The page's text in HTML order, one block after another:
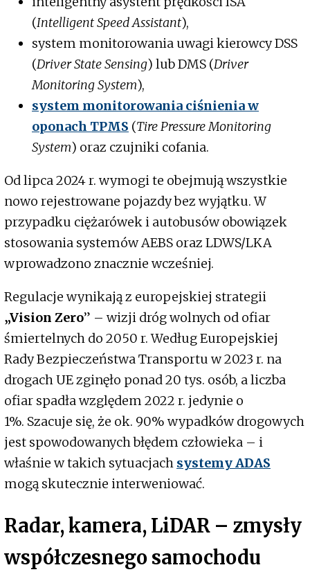
(Intelligent Speed Assistant),
system monitorowania uwagi kierowcy DSS
(Driver State Sensing) lub DMS (Driver
Monitoring System),
system monitorowania ciśnienia w
oponach TPMS (Tire Pressure Monitoring
System) oraz czujniki cofania.
Od lipca 2024 r. wymogi te obejmują wszystkie
nowo rejestrowane pojazdy bez wyjątku. W
przypadku ciężarówek i autobusów obowiązek
stosowania systemów AEBS oraz LDWS/LKA
wprowadzono znacznie wcześniej.
Regulacje wynikają z europejskiej strategii
„Vision Zero” – wizji dróg wolnych od ofiar
śmiertelnych do 2050 r. Według Europejskiej
Rady Bezpieczeństwa Transportu w 2023 r. na
drogach UE zginęło ponad 20 tys. osób, a liczba
ofiar spadła względem 2022 r. jedynie o
1%. Szacuje się, że ok. 90% wypadków drogowych
jest spowodowanych błędem człowieka – i
właśnie w takich sytuacjach systemy ADAS
mogą skutecznie interweniować.
Radar, kamera, LiDAR – zmysły
współczesnego samochodu